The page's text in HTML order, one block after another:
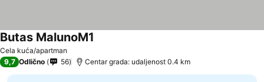
Cela kuća/apartman
Butas MalunoM1
9,7 Odlično 56 Centar grada: udaljenost 0.4 km